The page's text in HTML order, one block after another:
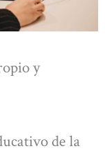
y
de la